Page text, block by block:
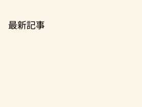
最新記事